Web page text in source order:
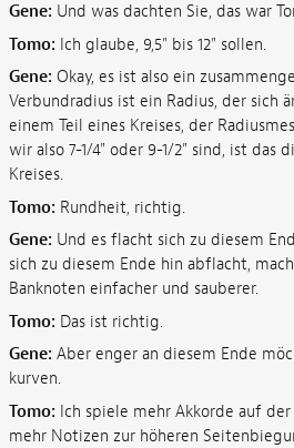
Gene: Und was dachten Sie, das war
Tomo: Ich glaube, 9,5" bis 12" sollen.
Gene: Okay, es ist also ein
Verbundradius ist ein Radius, der sich
einem Teil eines Kreises, der
wir also 7-1/4" oder 9-1/2" sind, ist das
Kreises.
Tomo: Rundheit, richtig.
Gene: Und es flacht sich zu diesem
sich zu diesem Ende hin abflacht,
Banknoten einfacher und sauberer.
Tomo: Das ist richtig.
Gene: Aber enger an diesem Ende
kurven.
Tomo: Ich spiele mehr Akkorde auf
mehr Notizen zur höheren